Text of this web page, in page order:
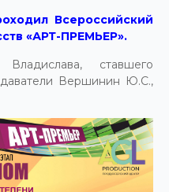
Всероссийский
«АРТ-ПРЕМЬЕР».
ставшего
Вершинин Ю.С.,